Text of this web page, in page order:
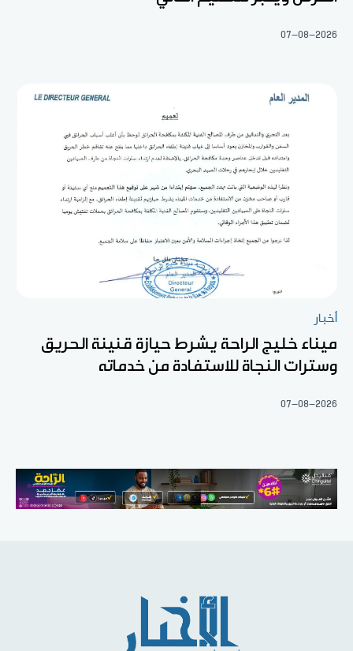
07-08-2026
أخبار
ميناء خليج الراحة يشرط حيازة قنينة الحريق
وسترات النجاة للاستفادة من خدماته
07-08-2026